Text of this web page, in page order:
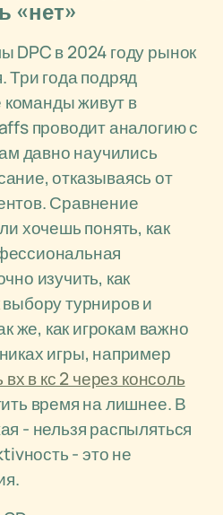
«нет»
DPC в 2024 году рынок
Три года подряд
живут в
проводит аналогию с
давно научились
отказываясь от
Сравнение
хочешь понять, как
изучить, как
турниров и
же, как игрокам важно
игры, например
вх в кс 2 через консоль
время на лишнее. В
- нельзя распыляться
- это не